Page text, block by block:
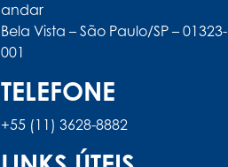
andar
Bela Vista – São Paulo/SP – 01323-
001
TELEFONE
+55 (11) 3628-8882